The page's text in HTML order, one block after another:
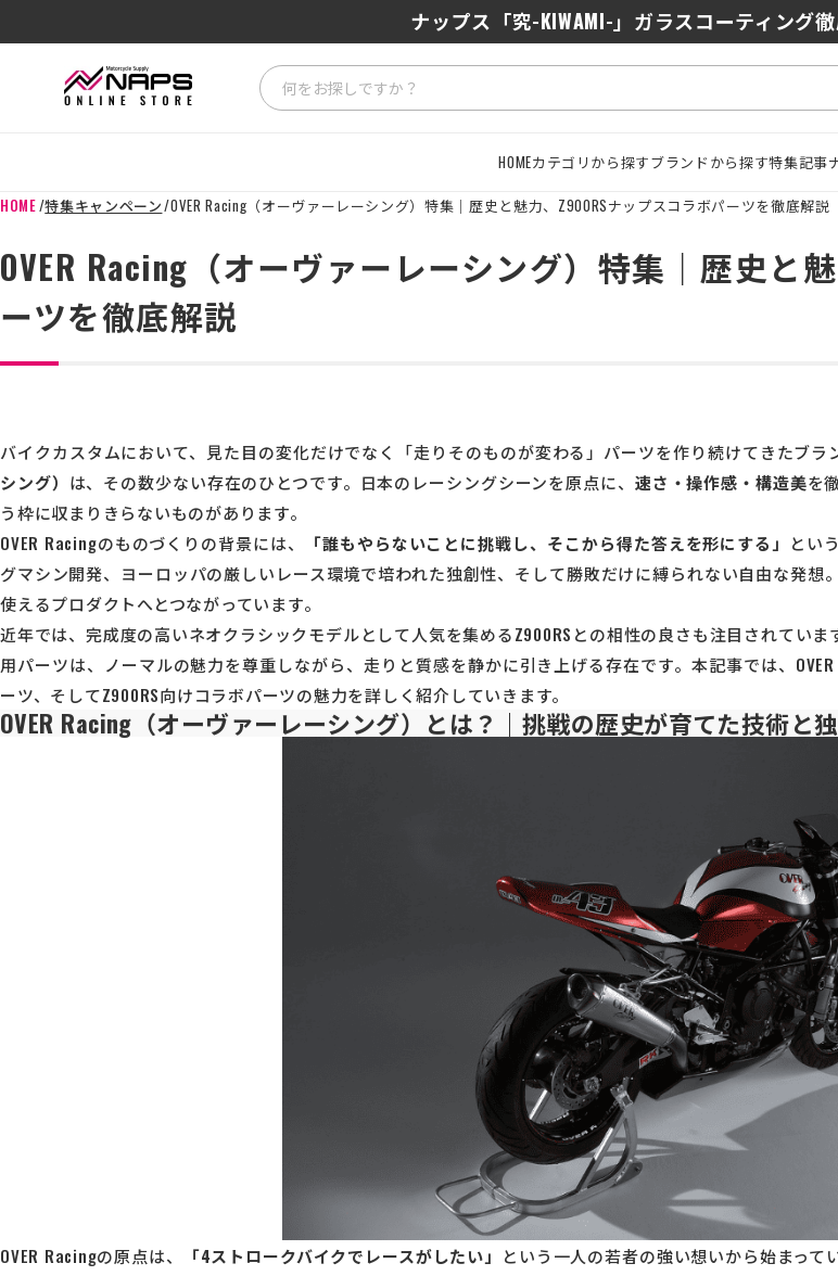
ナップス「究-KIWAMI-」ガラスコーティング徹
SENA J30/J10を徹底比較｜コスパ最強インカムはど
HOMEカテゴリから探すブランドから探す特集記事
HOME 特集キャンペーン OVER Racing（オーヴァーレーシング）特集｜歴史と魅力、Z900RSナップスコラボパーツを徹底解説
OVER Racing（オーヴァーレーシング）特集｜歴史と
ーツを徹底解説
バイクカスタムにおいて、見た目の変化だけでなく「走りそのものが変わる」パーツを作り続けてきたブラ
シング） は、その数少ない存在のひとつです。日本のレーシングシーンを原点に、 速さ・操作感・構造美を
う枠に収まりきらないものがあります。
OVER Racingのものづくりの背景には、
「誰もやらないことに挑戦し、そこから得た答えを形にする」 とい
グマシン開発、ヨーロッパの厳しいレース環境で培われた独創性、そして勝敗だけに縛られない自由な発
使えるプロダクトへとつながっています。
近年では、完成度の高いネオクラシックモデルとして人気を集めるZ900RSとの相性の良さも注目されてい
用パーツは、ノーマルの魅力を尊重しながら、走りと質感を静かに引き上げる存在です。本記事では、
ーツ、そしてZ900RS向けコラボパーツの魅力を詳しく紹介していきます。
OVER Racing（オーヴァーレーシング）とは？｜挑戦の歴史が育てた技術と
OVER Racingの原点は、 「4ストロークバイクでレースがしたい」 という一人の若者の強い想いから始まって